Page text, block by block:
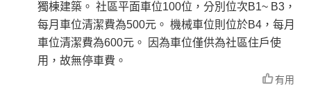
獨棟建築。 社區平面車位100位，分別位次B1~ B3，
每月車位清潔費為500元。 機械車位則位於B4，每月
車位清潔費為600元。 因為車位僅供為社區住戶使
用，故無停車費。
有用